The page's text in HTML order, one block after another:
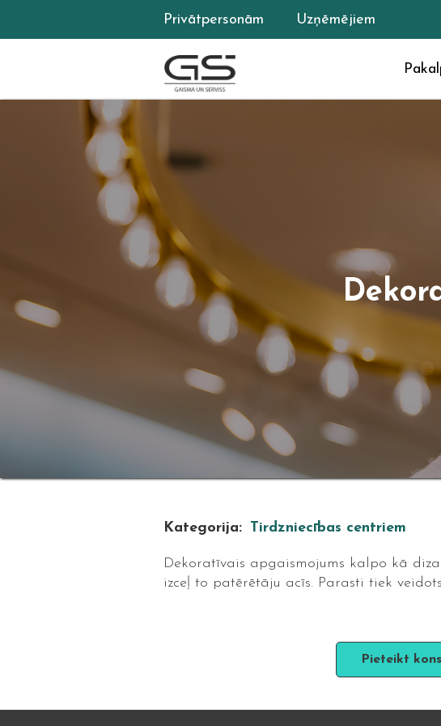
Privātpersonām Uzņēmējiem
Kategorija: Tirdzniecības centriem
Dekoratīvais apgaismojums kalpo kā
izceļ to patērētāju acīs. Parasti tiek
Pieteikt